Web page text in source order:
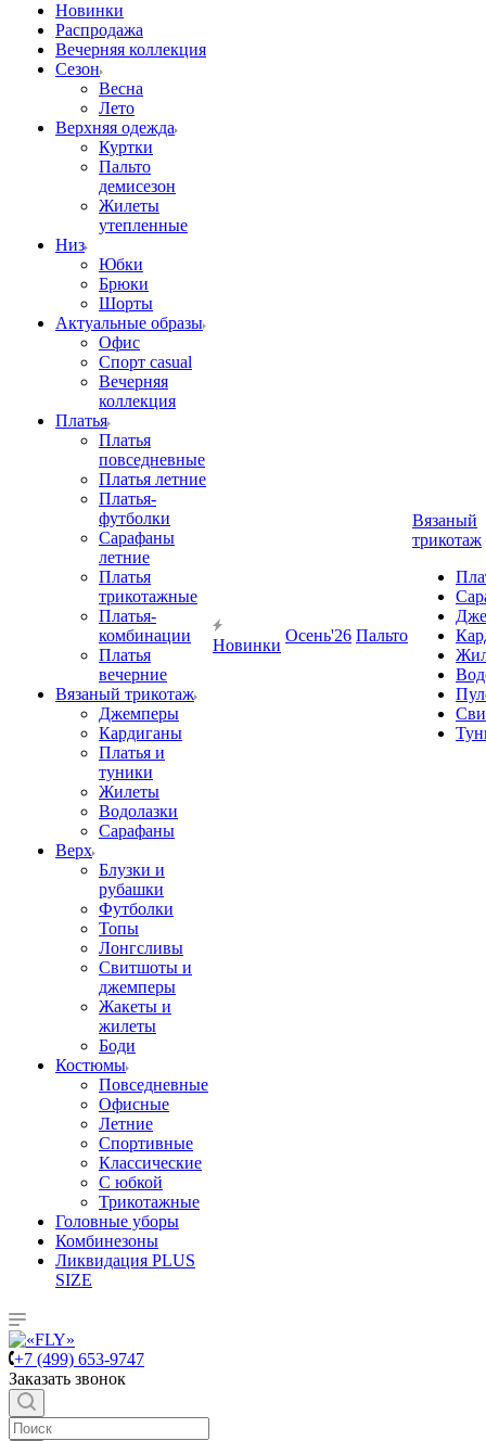
Новинки
Распродажа
Вечерняя коллекция
Сезон
Весна
Лето
Верхняя одежда
Куртки
Пальто
демисезон
Жилеты
утепленные
Низ
Юбки
Брюки
Шорты
Актуальные образы
Офис
Спорт casual
Вечерняя
коллекция
Платья
Платья
повседневные
Платья летние
Платья-
футболки
Сарафаны
летние
Платья
трикотажные
Платья-
комбинации
Платья
вечерние
Вязаный трикотаж
Джемперы
Кардиганы
Платья и
туники
Жилеты
Водолазки
Сарафаны
Верх
Блузки и
рубашки
Футболки
Топы
Лонгсливы
Свитшоты и
джемперы
Жакеты и
жилеты
Боди
Костюмы
Повседневные
Офисные
Летние
Спортивные
Классические
С юбкой
Трикотажные
Головные уборы
Комбинезоны
Ликвидация PLUS
SIZE
Новинки
Осень'26 Пальто
Вязаный
трикотаж
+7 (499) 653-9747
Заказать звонок